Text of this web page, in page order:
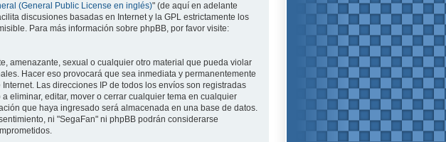
(General Public License en inglés)" (de aquí en adelante
discusiones basadas en Internet y la GPL estrictamente los
Para más información sobre phpBB, por favor visite:
amenazante, sexual o cualquier otro material que pueda violar
Hacer eso provocará que sea inmediata y permanentemente
Las direcciones IP de todos los envíos son registradas
eliminar, editar, mover o cerrar cualquier tema en cualquier
que haya ingresado será almacenada en una base de datos.
ni "SegaFan" ni phpBB podrán considerarse